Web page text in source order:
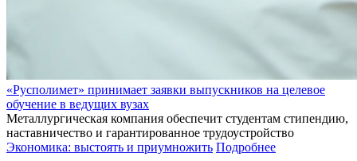
«Русполимет» принимает заявки выпускников на целевое
обучение в ведущих вузах
Металлургическая компания обеспечит студентам стипендию,
наставничество и гарантированное трудоустройство
Экономика: выстоять и приумножить Подробнее